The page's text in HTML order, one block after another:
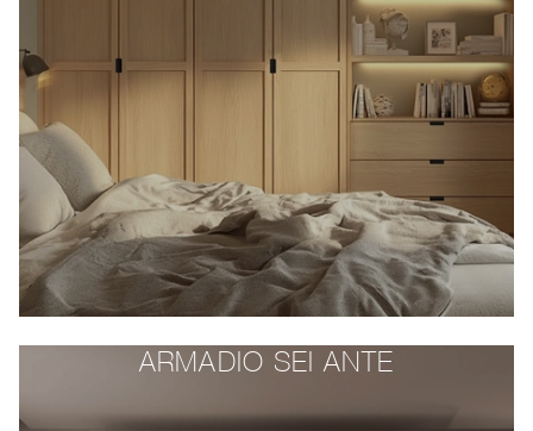
ARMADIO SEI ANTE